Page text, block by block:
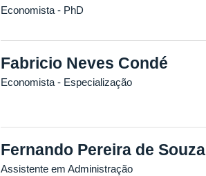
Economista - PhD
Fabricio Neves Condé
Economista - Especialização
Fernando Pereira de Souza
Assistente em Administração